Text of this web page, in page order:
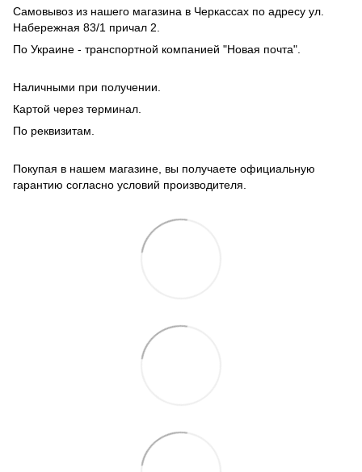
Самовывоз из нашего магазина в Черкассах по адресу ул.
Набережная 83/1 причал 2.
По Украине - транспортной компанией "Новая почта".
Наличными при получении.
Картой через терминал.
По реквизитам.
Покупая в нашем магазине, вы получаете официальную
гарантию согласно условий производителя.